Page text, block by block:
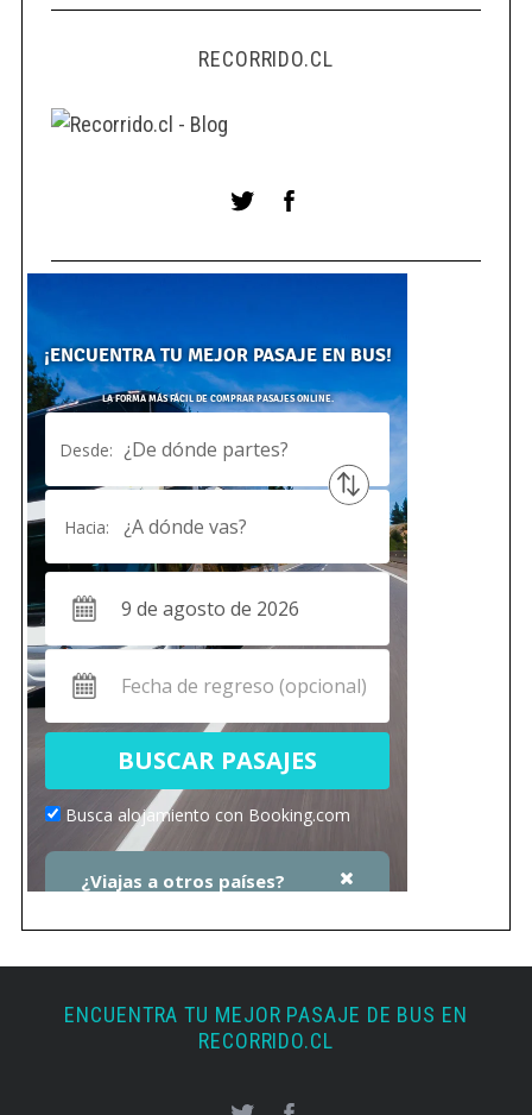
RECORRIDO.CL
ENCUENTRA TU MEJOR PASAJE DE BUS EN
RECORRIDO.CL